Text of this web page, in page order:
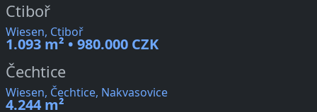
Ctiboř
Wiesen, Ctiboř
1.093 m² • 980.000 CZK
Čechtice
Wiesen, Čechtice, Nakvasovice
4.244 m²